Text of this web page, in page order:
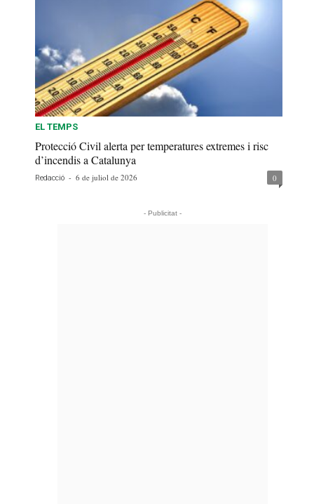
EL TEMPS
Protecció Civil alerta per temperatures extremes i risc
d’incendis a Catalunya
Redacció - 6 de juliol de 2026 0
- Publicitat -